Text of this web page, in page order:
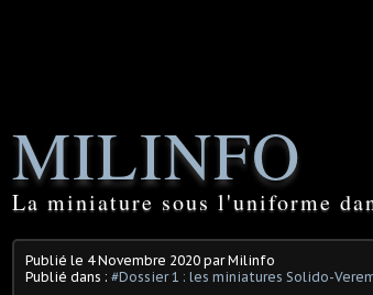
MILINFO
La miniature sous l'uniforme
Publié le 4 Novembre 2020 par Milinfo
Publié dans : #Dossier 1 : les miniatures Solido-